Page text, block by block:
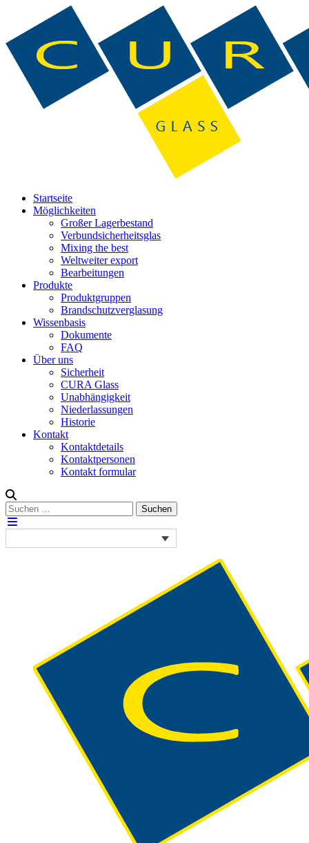
Startseite
Möglichkeiten
Großer Lagerbestand
Verbundsicherheitsglas
Mixing the best
Weltweiter export
Bearbeitungen
Produkte
Produktgruppen
Brandschutzverglasung
Wissenbasis
Dokumente
FAQ
Über uns
Sicherheit
CURA Glass
Unabhängigkeit
Niederlassungen
Historie
Kontakt
Kontaktdetails
Kontaktpersonen
Kontakt formular
Suchen
nach:
Suchen